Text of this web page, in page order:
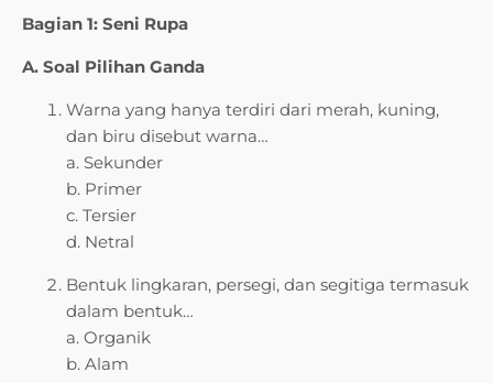
Bagian 1: Seni Rupa
A. Soal Pilihan Ganda
Warna yang hanya terdiri dari merah, kuning,
dan biru disebut warna…
a. Sekunder
b. Primer
c. Tersier
d. Netral
Bentuk lingkaran, persegi, dan segitiga termasuk
dalam bentuk…
a. Organik
b. Alam